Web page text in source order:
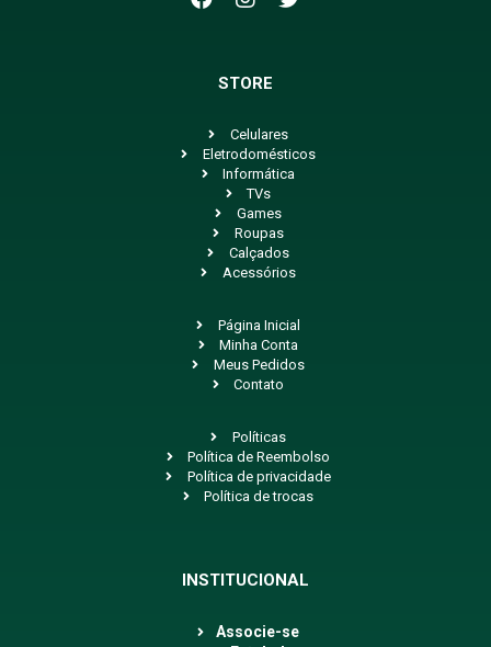
STORE
Celulares
Eletrodomésticos
Informática
TVs
Games
Roupas
Calçados
Acessórios
Página Inicial
Minha Conta
Meus Pedidos
Contato
Políticas
Política de Reembolso
Política de privacidade
Política de trocas
INSTITUCIONAL
Associe-se